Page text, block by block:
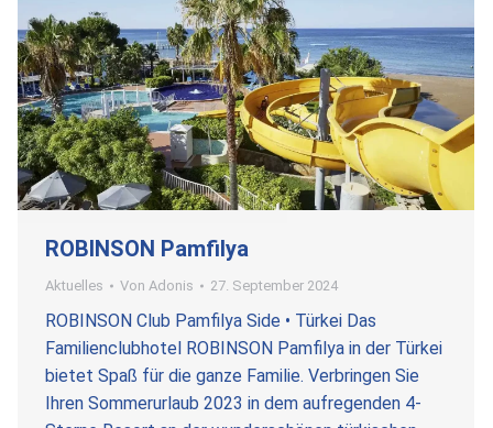
ROBINSON Pamfilya
Aktuelles Von Adonis 27. September 2024
ROBINSON Club Pamfilya Side • Türkei Das
Familienclubhotel ROBINSON Pamfilya in der Türkei
bietet Spaß für die ganze Familie. Verbringen Sie
Ihren Sommerurlaub 2023 in dem aufregenden 4-